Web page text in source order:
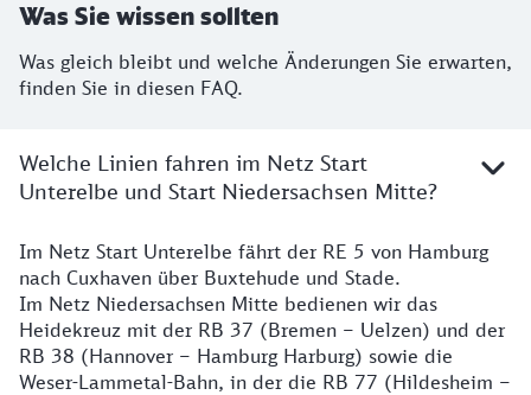
Was Sie wissen sollten
Was gleich bleibt und welche Änderungen Sie erwarten,
finden Sie in diesen FAQ.
Welche Linien fahren im Netz Start
Unterelbe und Start Niedersachsen Mitte?
Details
Im Netz Start Unterelbe fährt der RE 5 von Hamburg
nach Cuxhaven über Buxtehude und Stade.
Im Netz Niedersachsen Mitte bedienen wir das
Heidekreuz mit der RB 37 (Bremen – Uelzen) und der
RB 38 (Hannover – Hamburg Harburg) sowie die
Weser-Lammetal-Bahn, in der die RB 77 (Hildesheim –